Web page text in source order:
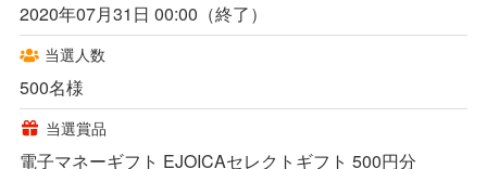
2020年07月31日 00:00（終了）
当選人数
500名様
当選賞品
電子マネーギフト EJOICAセレクトギフト 500円分